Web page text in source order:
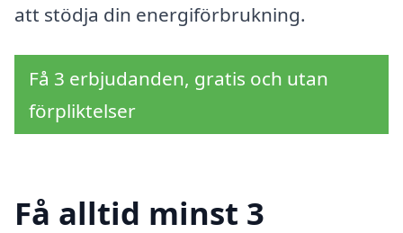
att stödja din energiförbrukning.
Få 3 erbjudanden, gratis och utan
förpliktelser
Få alltid minst 3